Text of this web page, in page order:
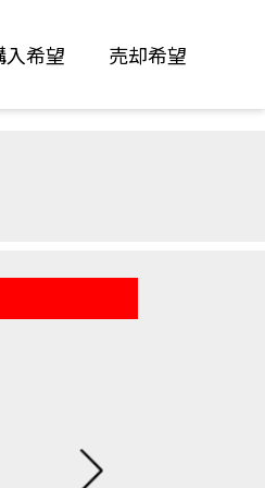
入希望 売却希望